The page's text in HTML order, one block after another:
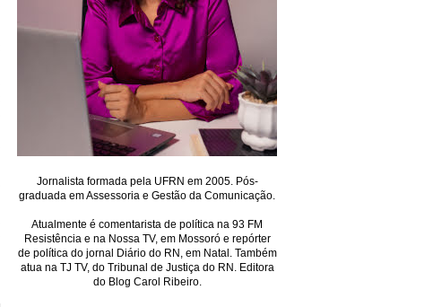
Jornalista formada pela UFRN em 2005. Pós-
graduada em Assessoria e Gestão da Comunicação.
Atualmente é comentarista de política na 93 FM
Resistência e na Nossa TV, em Mossoró e repórter
de política do jornal Diário do RN, em Natal. Também
atua na TJ TV, do Tribunal de Justiça do RN. Editora
do Blog Carol Ribeiro.